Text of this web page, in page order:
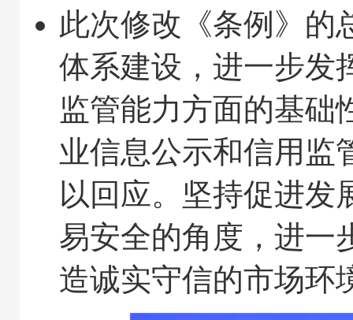
此次修改《条例》的
体系建设，进一步发
监管能力方面的基础
业信息公示和信用监
以回应。坚持促进发
易安全的角度，进一
造诚实守信的市场环